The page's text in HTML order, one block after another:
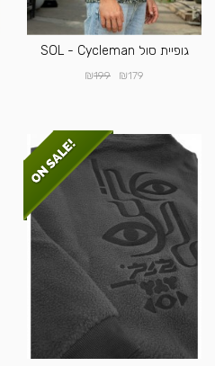
גופיית סול SOL - Cycleman
₪179
₪199